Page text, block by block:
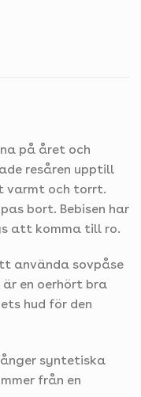
på året och
resåren upptill
varmt och torrt.
bort. Bebisen har
att komma till ro.
använda sovpåse
en oerhört bra
hud för den
syntetiska
från en